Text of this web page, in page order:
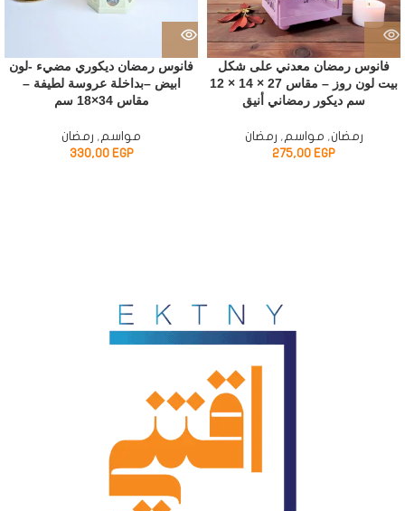
فانوس رمضان معدني على شكل
بيت لون روز – مقاس 27 × 14 × 12
سم ديكور رمضاني أنيق
رمضان, مواسم, رمضان
275,00 EGP
فانوس رمضان ديكوري مضيء -لون
ابيض –بداخلة عروسة لطيفة –
مقاس 34×18 سم
مواسم, رمضان
330,00 EGP